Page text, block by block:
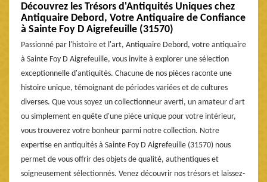
Découvrez les Trésors d'Antiquités Uniques chez
Antiquaire Debord, Votre Antiquaire de Confiance
à Sainte Foy D Aigrefeuille (31570)
Passionné par l'histoire et l'art, Antiquaire Debord, votre antiquaire
à Sainte Foy D Aigrefeuille, vous invite à explorer une sélection
exceptionnelle d'antiquités. Chacune de nos pièces raconte une
histoire unique, témoignant de périodes variées et de cultures
diverses. Que vous soyez un collectionneur averti, un amateur d'art
ou simplement en quête d'une pièce unique pour votre intérieur,
vous trouverez votre bonheur parmi notre collection. Notre
expertise en antiquités à Sainte Foy D Aigrefeuille (31570) nous
permet de vous offrir des objets de qualité, authentiques et
soigneusement sélectionnés. Venez découvrir nos trésors et laissez-